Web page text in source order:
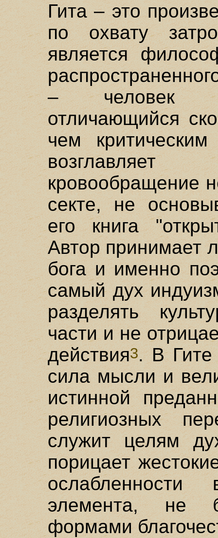
Гита – это
по охвату
является
– человек
отличающийся
чем
кровообращение
секте, не
его книга
Автор принимает
бога и именно
самый дух
разделять
части и не
действия3. В Гите
сила мысли и
истинной
религиозных
служит целям
порицает
элемента, не
формами